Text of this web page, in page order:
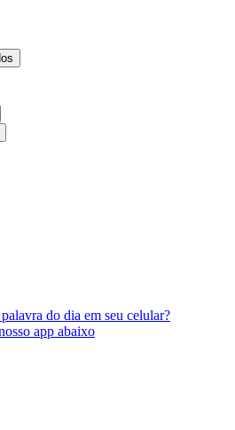
do dia em seu celular?
app abaixo